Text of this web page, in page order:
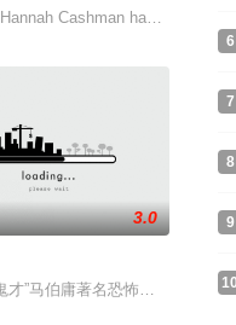
类，反而以残害儿童为乐。被
实际上是一个女孩和三个男孩)
Cashman have
——《坦妮布丽（Teneb
苗雨露、贾明三人。为了躲
片《惊魂电影院》吓死的事件
3.0
才”马伯庸著名恐怖小说《她死
6
7
8
9
10